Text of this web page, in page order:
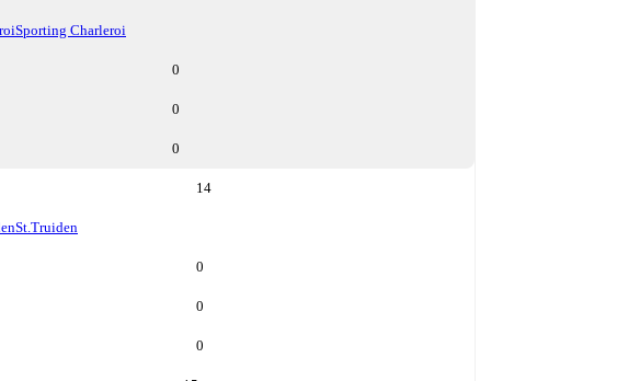
Sporting Charleroi
0
0
0
14
St.Truiden
0
0
0